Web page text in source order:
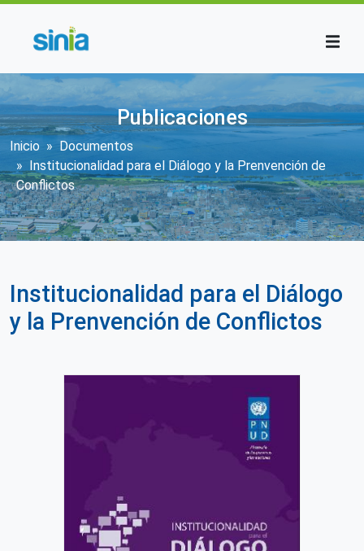
Publicaciones
Sobrescribir enlaces de ayuda a la
Inicio
Documentos
Institucionalidad para el Diálogo y la Prenvención de
Conflictos
Institucionalidad para el Diálogo
y la Prenvención de Conflictos